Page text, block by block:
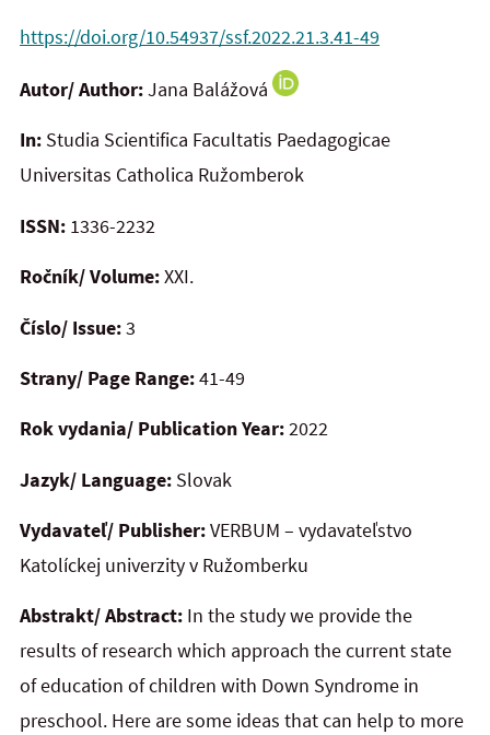
https://doi.org/10.54937/ssf.2022.21.3.41-49
Autor/ Author:Jana Balážová
In: Studia Scientifica Facultatis Paedagogicae
Universitas Catholica Ružomberok
ISSN: 1336-2232
Ročník/ Volume:XXI.
Číslo/ Issue:3
Strany/ Page Range:41-49
Rok vydania/ Publication Year:2022
Jazyk/ Language: Slovak
Vydavateľ/ Publisher:VERBUM – vydavateľstvo
Katolíckej univerzity v Ružomberku
Abstrakt/ Abstract: In the study we provide the
results of research which approach the current state
of education of children with Down Syndrome in
preschool. Here are some ideas that can help to more